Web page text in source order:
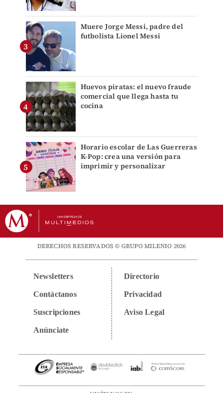
Muere Jorge Messi, padre del
futbolista Lionel Messi
Huevos piratas: el nuevo fraude
comercial que llega hasta tu
cocina
Horario escolar de Las Guerreras
K-Pop: crea una versión para
imprimir y personalizar
DERECHOS RESERVADOS © GRUPO MILENIO 2026
Newsletters
Contáctanos
Suscripciones
Anúnciate
Directorio
Privacidad
Aviso Legal